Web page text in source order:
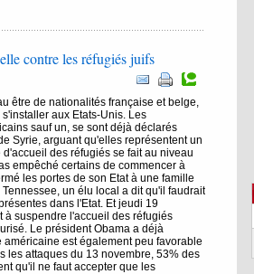
contre les réfugiés juifs
être de nationalités française et belge,
aux Etats-Unis. Les
sauf un, se sont déjà déclarés
Syrie, arguant qu'elles représentent un
des réfugiés se fait au niveau
empêché certains de commencer à
les portes de son Etat à une famille
un élu local a dit qu'il faudrait
dans l'Etat. Et jeudi 19
suspendre l'accueil des réfugiés
Le président Obama a déjà
est également peu favorable
les attaques du 13 novembre, 53% des
qu'il ne faut accepter que les